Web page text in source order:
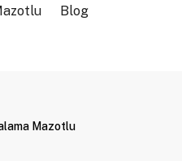
Blog
Mazotlu